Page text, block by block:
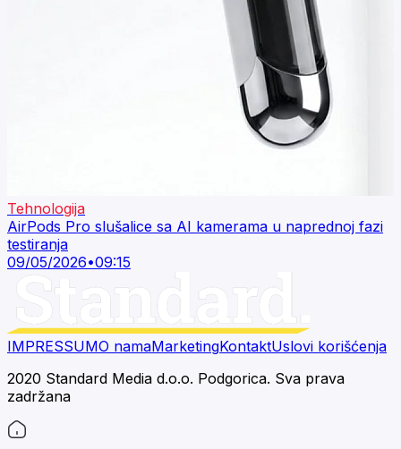
Tehnologija
AirPods Pro slušalice sa AI kamerama u naprednoj fazi
testiranja
09/05/2026•09:15
IMPRESSUMO namaMarketingKontaktUslovi korišćenja
2020 Standard Media d.o.o. Podgorica. Sva prava
zadržana